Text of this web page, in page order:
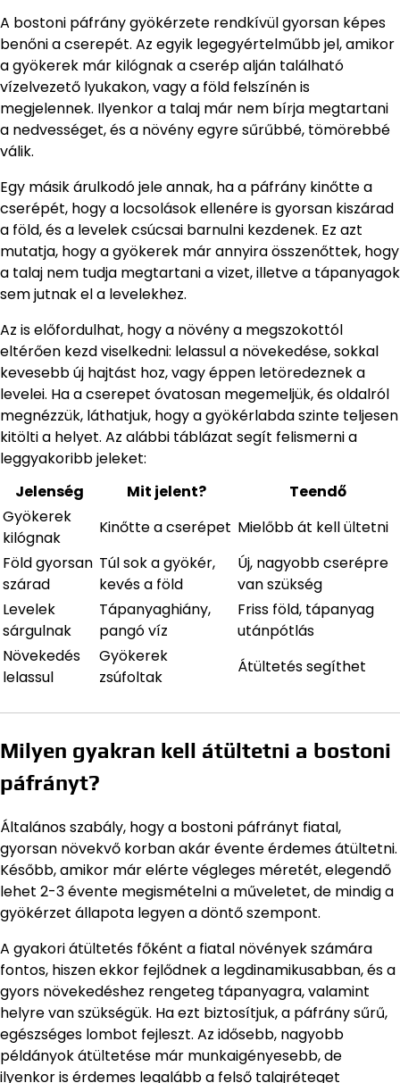
A bostoni páfrány gyökérzete rendkívül gyorsan képes
benőni a cserepét. Az egyik legegyértelműbb jel, amikor
a gyökerek már kilógnak a cserép alján található
vízelvezető lyukakon, vagy a föld felszínén is
megjelennek. Ilyenkor a talaj már nem bírja megtartani
a nedvességet, és a növény egyre sűrűbbé, tömörebbé
válik.
Egy másik árulkodó jele annak, ha a páfrány kinőtte a
cserépét, hogy a locsolások ellenére is gyorsan kiszárad
a föld, és a levelek csúcsai barnulni kezdenek. Ez azt
mutatja, hogy a gyökerek már annyira összenőttek, hogy
a talaj nem tudja megtartani a vizet, illetve a tápanyagok
sem jutnak el a levelekhez.
Az is előfordulhat, hogy a növény a megszokottól
eltérően kezd viselkedni: lelassul a növekedése, sokkal
kevesebb új hajtást hoz, vagy éppen letöredeznek a
levelei. Ha a cserepet óvatosan megemeljük, és oldalról
megnézzük, láthatjuk, hogy a gyökérlabda szinte teljesen
kitölti a helyet. Az alábbi táblázat segít felismerni a
leggyakoribb jeleket:
Jelenség
Mit jelent?
Teendő
Gyökerek
kilógnak
Kinőtte a cserépet Mielőbb át kell ültetni
Föld gyorsan
szárad
Túl sok a gyökér,
kevés a föld
Új, nagyobb cserépre
van szükség
Levelek
sárgulnak
Tápanyaghiány,
pangó víz
Friss föld, tápanyag
utánpótlás
Növekedés
lelassul
Gyökerek
zsúfoltak
Átültetés segíthet
Milyen gyakran kell átültetni a bostoni
páfrányt?
Általános szabály, hogy a bostoni páfrányt fiatal,
gyorsan növekvő korban akár évente érdemes átültetni.
Később, amikor már elérte végleges méretét, elegendő
lehet 2-3 évente megismételni a műveletet, de mindig a
gyökérzet állapota legyen a döntő szempont.
A gyakori átültetés főként a fiatal növények számára
fontos, hiszen ekkor fejlődnek a legdinamikusabban, és a
gyors növekedéshez rengeteg tápanyagra, valamint
helyre van szükségük. Ha ezt biztosítjuk, a páfrány sűrű,
egészséges lombot fejleszt. Az idősebb, nagyobb
példányok átültetése már munkaigényesebb, de
ilyenkor is érdemes legalább a felső talajréteget